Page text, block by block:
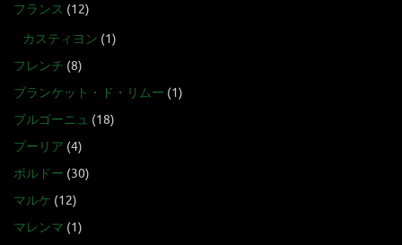
フランス (12)
カスティヨン (1)
フレンチ (8)
ブランケット・ド・リムー (1)
ブルゴーニュ (18)
プーリア (4)
ボルドー (30)
マルケ (12)
マレンマ (1)